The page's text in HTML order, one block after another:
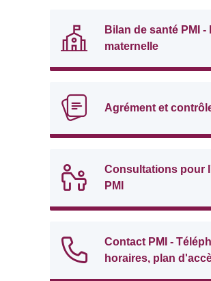
Bilan de santé PMI -
maternelle
Agrément et
Consultations pour
PMI
Contact PMI -
horaires, plan